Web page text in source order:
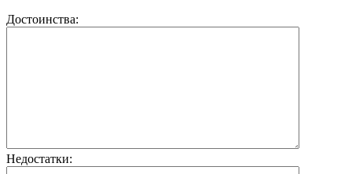
Достоинства:
Недостатки: